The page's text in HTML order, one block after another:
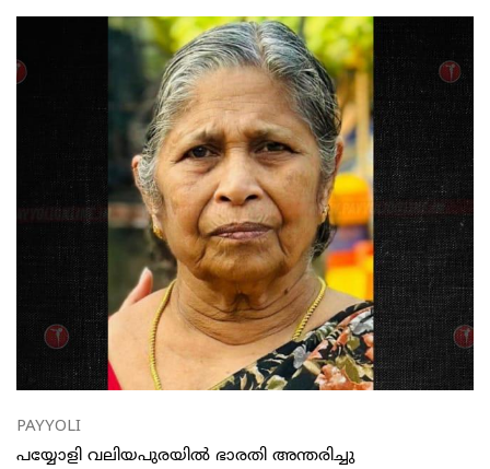
PAYYOLI
പയ്യോളി വലിയപുരയിൽ ഭാരതി അന്തരിച്ചു